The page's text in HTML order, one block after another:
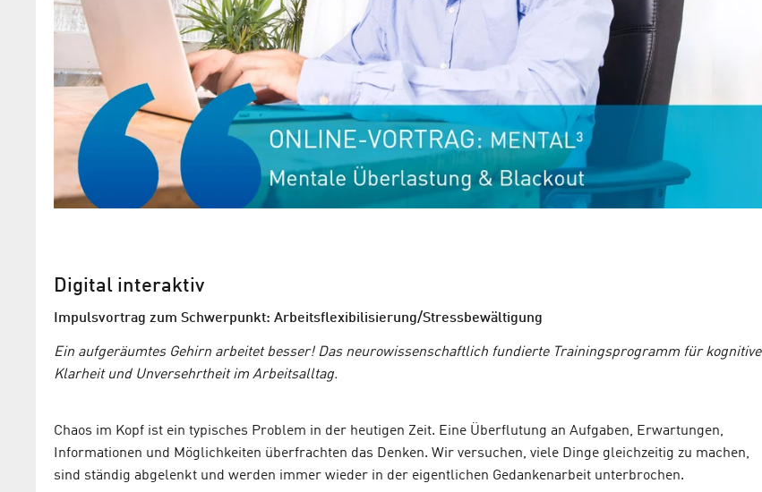
Digital interaktiv
Impulsvortrag zum Schwerpunkt: Arbeitsflexibilisierung/Stressbewältigung
Ein aufgeräumtes Gehirn arbeitet besser! Das neurowissenschaftlich fundierte Trainingsprogramm für kognitive
Klarheit und Unversehrtheit im Arbeitsalltag.
Chaos im Kopf ist ein typisches Problem in der heutigen Zeit. Eine Überflutung an Aufgaben, Erwartungen,
Informationen und Möglichkeiten überfrachten das Denken. Wir versuchen, viele Dinge gleichzeitig zu machen,
sind ständig abgelenkt und werden immer wieder in der eigentlichen Gedankenarbeit unterbrochen.